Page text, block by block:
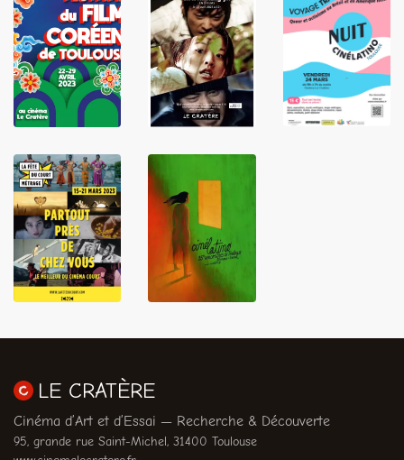
LIRE
LIRE
LIRE
LIRE
LIRE
LE CRATÈRE
Cinéma d’Art et d’Essai — Recherche & Découverte
95, grande rue Saint-Michel, 31400 Toulouse